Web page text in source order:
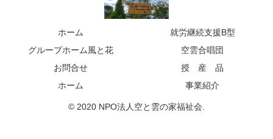
ホーム
就労継続支援B型
グループホーム風と花
空雲合唱団
お問合せ
授 産 品
ホーム
事業紹介
© 2020 NPO法人空と雲の家福祉会.